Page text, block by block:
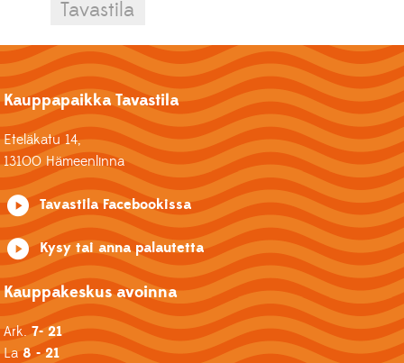
Tavastila
Kauppapaikka Tavastila
Eteläkatu 14,
13100 Hämeenlinna
Tavastila Facebookissa
Kysy tai anna palautetta
Kauppakeskus avoinna
Ark.7- 21
La8 - 21